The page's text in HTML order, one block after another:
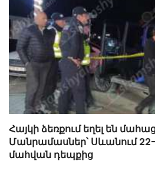
Հայկի ձեռքում եղել են
Մանրամասներ՝ Սևանում
մահվան դեպքից